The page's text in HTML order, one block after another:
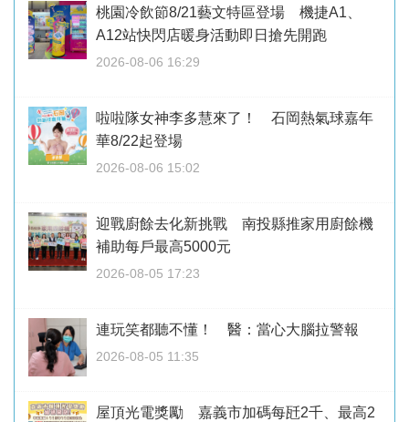
桃園冷飲節8/21藝文特區登場 機捷A1、
A12站快閃店暖身活動即日搶先開跑
2026-08-06 16:29
啦啦隊女神李多慧來了！ 石岡熱氣球嘉年
華8/22起登場
2026-08-06 15:02
迎戰廚餘去化新挑戰 南投縣推家用廚餘機
補助每戶最高5000元
2026-08-05 17:23
連玩笑都聽不懂！ 醫：當心大腦拉警報
2026-08-05 11:35
屋頂光電獎勵 嘉義市加碼每瓩2千、最高2